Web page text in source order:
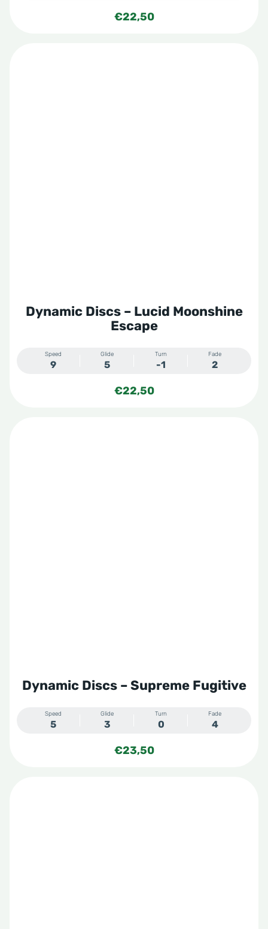
€22,50
Dynamic Discs – Lucid Moonshine
Escape
Speed
9
Glide
5
Turn
-1
Fade
2
€22,50
Dynamic Discs – Supreme Fugitive
Speed
5
Glide
3
Turn
0
Fade
4
€23,50